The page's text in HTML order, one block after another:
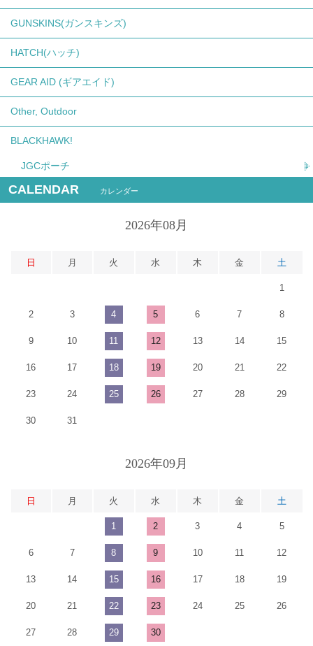
GUNSKINS(ガンスキンズ)
HATCH(ハッチ)
GEAR AID (ギアエイド)
Other, Outdoor
BLACKHAWK!
JGCポーチ
CALENDAR カレンダー
2026年08月
日 月 火 水 木 金 土
1
2 3 4 5 6 7 8
9 10 11 12 13 14 15
16 17 18 19 20 21 22
23 24 25 26 27 28 29
30 31
2026年09月
日 月 火 水 木 金 土
1 2 3 4 5
6 7 8 9 10 11 12
13 14 15 16 17 18 19
20 21 22 23 24 25 26
27 28 29 30